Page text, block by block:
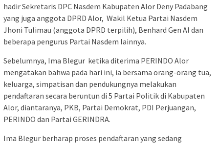
hadir Sekretaris DPC Nasdem Kabupaten Alor Deny Padabang
yang juga anggota DPRD Alor, Wakil Ketua Partai Nasdem
Jhoni Tulimau (anggota DPRD terpilih), Benhard Gen Al dan
beberapa pengurus Partai Nasdem lainnya.
Sebelumnya, Ima Blegur ketika diterima PERINDO Alor
mengatakan bahwa pada hari ini, ia bersama orang-orang tua,
keluarga, simpatisan dan pendukungnya melakukan
pendaftaran secara beruntun di 5 Partai Politik di Kabupaten
Alor, diantaranya, PKB, Partai Demokrat, PDI Perjuangan,
PERINDO dan Partai GERINDRA.
Ima Blegur berharap proses pendaftaran yang sedang